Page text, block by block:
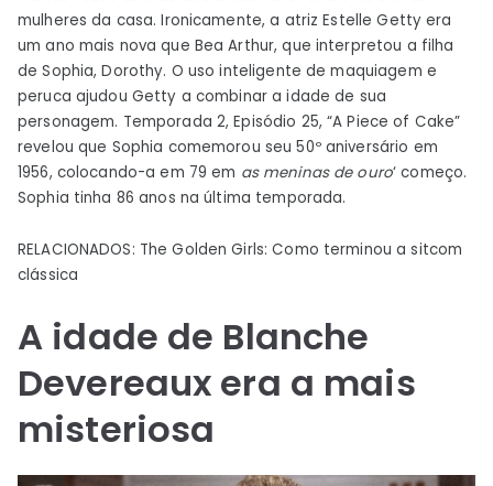
mulheres da casa. Ironicamente, a atriz Estelle Getty era
um ano mais nova que Bea Arthur, que interpretou a filha
de Sophia, Dorothy. O uso inteligente de maquiagem e
peruca ajudou Getty a combinar a idade de sua
personagem. Temporada 2, Episódio 25, “A Piece of Cake”
revelou que Sophia comemorou seu 50º aniversário em
1956, colocando-a em 79 em as meninas de ouro‘ começo.
Sophia tinha 86 anos na última temporada.
RELACIONADOS: The Golden Girls: Como terminou a sitcom
clássica
A idade de Blanche
Devereaux era a mais
misteriosa